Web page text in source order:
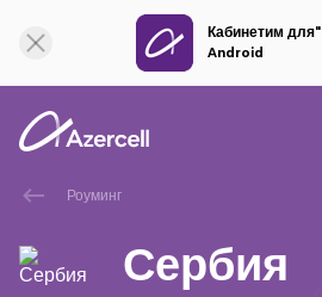
Кабинетим для"
Android
Роуминг
Сербия
Онлайн поддержка